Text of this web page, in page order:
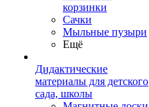
корзинки
Сачки
Мыльные пузыри
Ещё
Дидактические
материалы для детского
сада, школы